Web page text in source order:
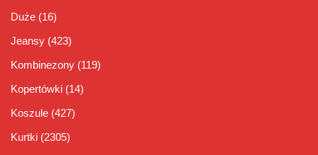
Duże (16)
Jeansy (423)
Kombinezony (119)
Kopertówki (14)
Koszule (427)
Kurtki (2305)